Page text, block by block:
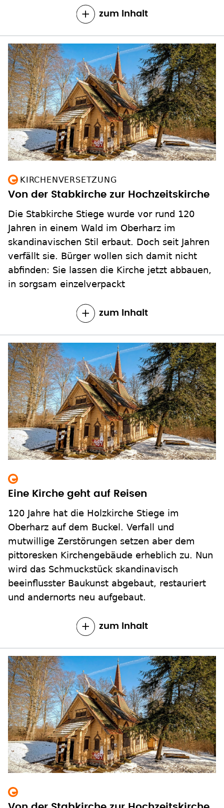
zum Inhalt
KIRCHENVERSETZUNG
Von der Stabkirche zur Hochzeitskirche
Die Stabkirche Stiege wurde vor rund 120
Jahren in einem Wald im Oberharz im
skandinavischen Stil erbaut. Doch seit Jahren
verfällt sie. Bürger wollen sich damit nicht
abfinden: Sie lassen die Kirche jetzt abbauen,
in sorgsam einzelverpackt
zum Inhalt
Eine Kirche geht auf Reisen
120 Jahre hat die Holzkirche Stiege im
Oberharz auf dem Buckel. Verfall und
mutwillige Zerstörungen setzen aber dem
pittoresken Kirchengebäude erheblich zu. Nun
wird das Schmuckstück skandinavisch
beeinflusster Baukunst abgebaut, restauriert
und andernorts neu aufgebaut.
zum Inhalt